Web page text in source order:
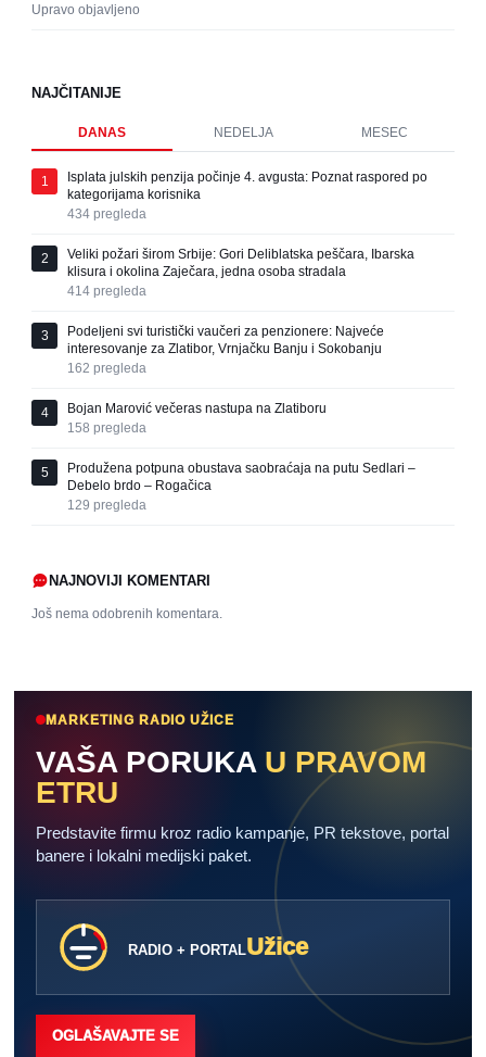
Upravo objavljeno
NAJČITANIJE
DANAS NEDELJA MESEC
1
Isplata julskih penzija počinje 4. avgusta: Poznat raspored po
kategorijama korisnika
434 pregleda
2
Veliki požari širom Srbije: Gori Deliblatska peščara, Ibarska
klisura i okolina Zaječara, jedna osoba stradala
414 pregleda
3
Podeljeni svi turistički vaučeri za penzionere: Najveće
interesovanje za Zlatibor, Vrnjačku Banju i Sokobanju
162 pregleda
4
Bojan Marović večeras nastupa na Zlatiboru
158 pregleda
5
Produžena potpuna obustava saobraćaja na putu Sedlari –
Debelo brdo – Rogačica
129 pregleda
NAJNOVIJI KOMENTARI
Još nema odobrenih komentara.
MARKETING RADIO UŽICE
VAŠA PORUKA U PRAVOM
ETRU
Predstavite firmu kroz radio kampanje, PR tekstove, portal
banere i lokalni medijski paket.
RADIO + PORTALUžice
OGLAŠAVAJTE SE